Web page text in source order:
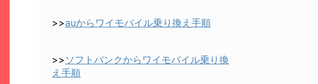
>>auからワイモバイル乗り換え手順
>> ソフトバンクからワイモバイル乗り換
え手順